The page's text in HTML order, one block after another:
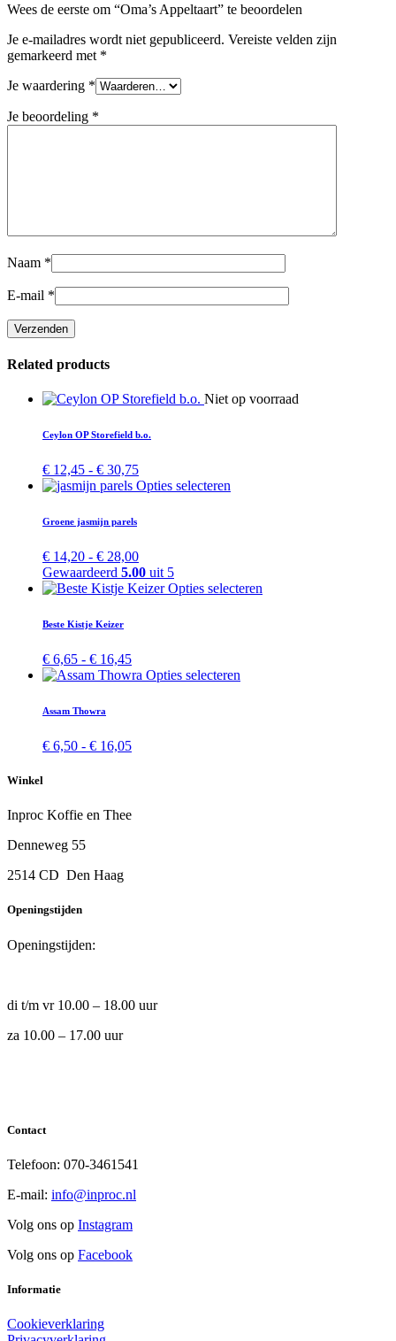
Wees de eerste om “Oma’s Appeltaart” te beoordelen
Je e-mailadres wordt niet gepubliceerd. Vereiste velden zijn
gemarkeerd met *
Je waardering *
Je beoordeling *
Naam *
E-mail *
Related products
Niet op voorraad
Ceylon OP Storefield b.o.
€ 12,45 - € 30,75Prijsklasse:
€ 12,45
Opties selecteren
kan
productpagina
Groene jasmijn parels
€ 14,20 - € 28,00Prijsklasse:
€ 14,20
tot
Gewaardeerd 5.00 uit 5
Opties selecteren
Beste Kistje Keizer
€ 6,65 - € 16,45Prijsklasse:
€ 6,65
Opties selecteren
Assam Thowra
€ 6,50 - € 16,05Prijsklasse:
Winkel
Inproc Koffie en Thee
Denneweg 55
2514 CD Den Haag
Openingstijden
Openingstijden:
di t/m vr 10.00 – 18.00 uur
za 10.00 – 17.00 uur
Contact
Telefoon: 070-3461541
E-mail: info@inproc.nl
Volg ons op Instagram
Volg ons op Facebook
Informatie
Cookieverklaring